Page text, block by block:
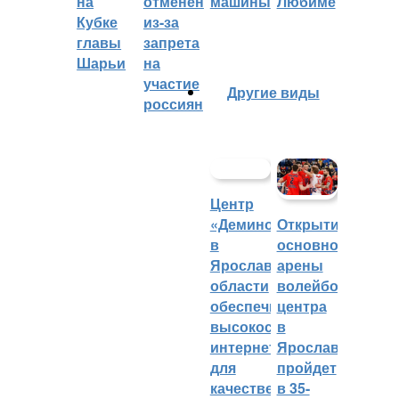
Кубке
главы
Шарьи
из-за
запрета
на
участие
россиян
Другие виды
Центр
«Демино»
в
Ярославской
области
обеспечивают
высокоскоростным
интернетом
для
качественных
Открытие
основной
арены
волейбольного
центра
в
Ярославле
пройдет
в 35-